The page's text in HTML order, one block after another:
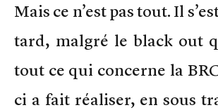
Mais ce n’est pas tout. Il
tard, malgré le black out
tout ce qui concerne la
ci a fait réaliser, en sous